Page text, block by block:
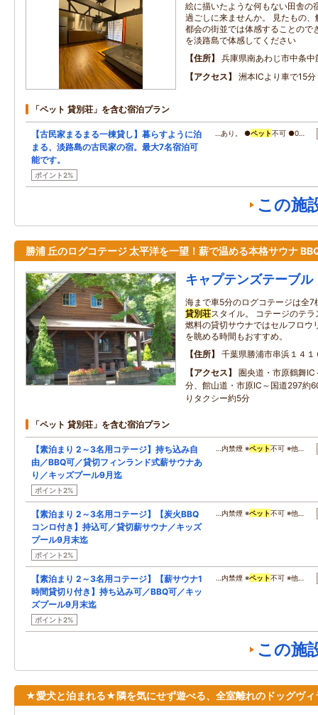
絵に描いたような何もない田舎の
過ごしに来ませんか。 見たもの
都会の街並では体感することので
を淡路島で体感してください
住所
兵庫県南あわじ市中条中
アクセス
洲本ICより車で15分
「ペット 貸別荘」を含む宿泊プラン
【古民家まるまる一棟貸し】暮らすように泊
まる、淡路島の古民家の宿。最大7名宿泊可
能です。
ポイント2%
…あり。 ●ペット不可 ●0…
この施
勝浦 丘のログコテージ 太平洋を一望！薪で温める本格サウナ
キャプテンズテーブル
海まで車5分のログコテージは全
貸別荘スタイル。 コテージのテ
燃料の貸切サウナではセルフロウ
を眺める時間もおすすめ。
住所
千葉県勝浦市串浜１４１
アクセス
圏央道・市原鶴舞
分、館山道・市原IC～国道297約
りタクシー約5分
「ペット 貸別荘」を含む宿泊プラン
【素泊まり 2～3名用コテージ】持ち込み自
由／BBQ可／貸切フィンランド式薪サウナあ
り／キッズプール9月迄
ポイント2%
…内禁煙 ※ペット不可 ※他…
【素泊まり 2～3名用コテージ】【炭火BBQ
コンロ付き】持込可／貸切薪サウナ／キッズ
プール9月末迄
ポイント2%
…内禁煙 ※ペット不可 ※他…
【素泊まり 2～3名用コテージ】【薪サウナ1
時間貸切り付き】持ち込み可／BBQ可／キッ
ズプール9月末迄
ポイント2%
…内禁煙 ※ペット不可 ※他…
この施
★愛犬と泊まれる★隣を気にせず遊べる、全室離れのドッグヴィ